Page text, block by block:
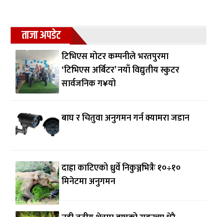
ताजा अपडेट
टिभिएस मोटर कम्पनीले भरतपुरमा
‘टिभिएस अर्बिटर’ नयाँ विद्युतीय स्कुटर
सार्वजनिक ग¥यो
बाघ र चितुवा अनुगमन गर्न क्यामरा जडान
दाह्रा काटिएको ध्रुर्वे निकुञ्जभित्रैः १०÷१०
मिनेटमा अनुगमन